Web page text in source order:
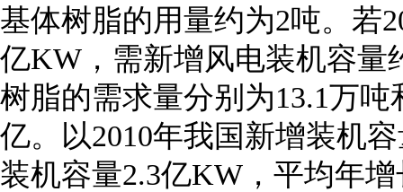
基体树脂的用量约为2吨。若
亿KW，需新增风电装机容量
树脂的需求量分别为13.1万吨
亿。以2010年我国新增装机
装机容量2.3亿KW，平均年